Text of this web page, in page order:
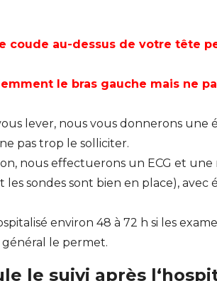
coude au-dessus de votre tête
le bras gauche mais ne
lever, nous vous donnerons une
pas trop le solliciter.
nous effectuerons un ECG et
les sondes sont bien en place),
environ 48 à 72 h si les
le permet.
le suivi après